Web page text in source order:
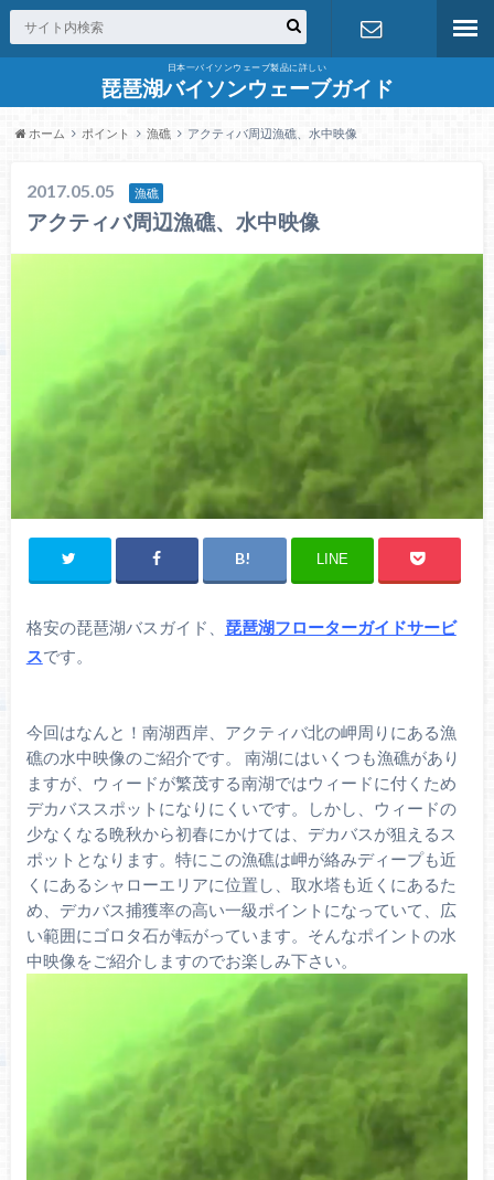
日本一バイソンウェーブ製品に詳しい
琵琶湖バイソンウェーブガイド
お問合せ
ホーム ポイント 漁礁 アクティバ周辺漁礁、水中映像
2017.05.05 漁礁
アクティバ周辺漁礁、水中映像
LINE
格安の琵琶湖バスガイド、 琵琶湖フローターガイドサービ
スです。
今回はなんと！南湖西岸、アクティバ北の岬周りにある漁
礁の水中映像のご紹介です。 南湖にはいくつも漁礁があり
ますが、ウィードが繁茂する南湖ではウィードに付くため
デカバススポットになりにくいです。しかし、ウィードの
少なくなる晩秋から初春にかけては、デカバスが狙えるス
ポットとなります。特にこの漁礁は岬が絡みディープも近
くにあるシャローエリアに位置し、取水塔も近くにあるた
め、デカバス捕獲率の高い一級ポイントになっていて、広
い範囲にゴロタ石が転がっています。そんなポイントの水
中映像をご紹介しますのでお楽しみ下さい。